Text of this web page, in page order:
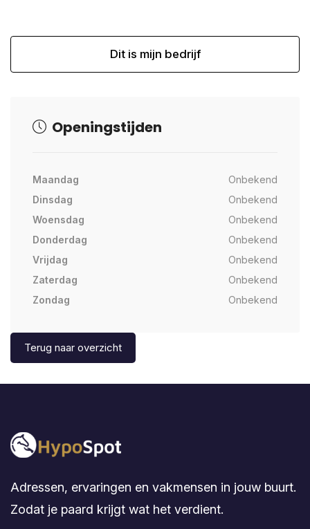
Dit is mijn bedrijf
Openingstijden
Maandag
Onbekend
Dinsdag
Onbekend
Woensdag
Onbekend
Donderdag
Onbekend
Vrijdag
Onbekend
Zaterdag
Onbekend
Zondag
Onbekend
Terug naar overzicht
Adressen, ervaringen en vakmensen in jouw buurt.
Zodat je paard krijgt wat het verdient.